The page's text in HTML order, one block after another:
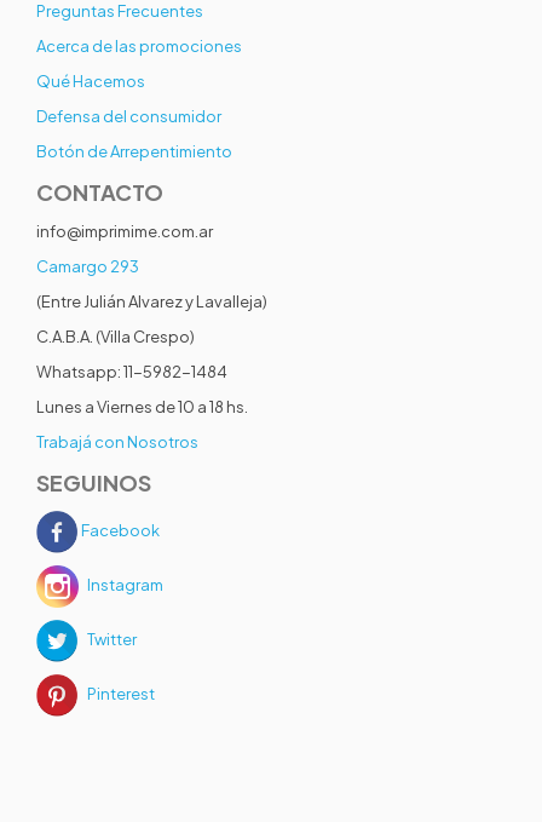
Preguntas Frecuentes
Acerca de las promociones
Qué Hacemos
Defensa del consumidor
Botón de Arrepentimiento
CONTACTO
info@imprimime.com.ar
Camargo 293
(Entre Julián Alvarez y Lavalleja)
C.A.B.A. (Villa Crespo)
Whatsapp: 11-5982-1484
Lunes a Viernes de 10 a 18 hs.
Trabajá con Nosotros
SEGUINOS
Facebook
Instagram
Twitter
Pinterest